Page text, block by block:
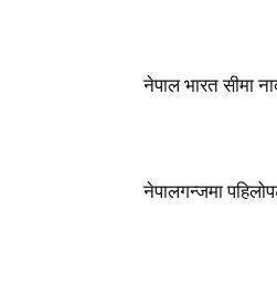
नेपाल भारत सीमा
नेपालगन्जमा